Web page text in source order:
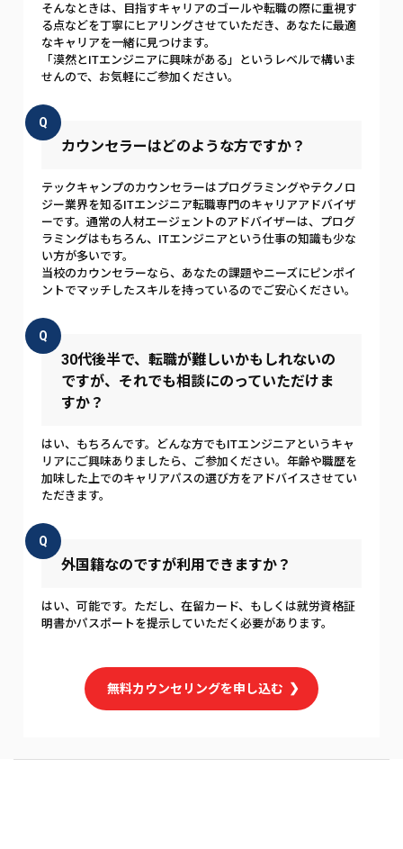
そんなときは、目指すキャリアのゴールや転職の際に重視す
る点などを丁寧にヒアリングさせていただき、あなたに最適
なキャリアを一緒に見つけます。
「漠然とITエンジニアに興味がある」というレベルで構いま
せんので、お気軽にご参加ください。
Q
カウンセラーはどのような方ですか？
テックキャンプのカウンセラーはプログラミングやテクノロ
ジー業界を知るITエンジニア転職専門のキャリアアドバイザ
ーです。通常の人材エージェントのアドバイザーは、プログ
ラミングはもちろん、ITエンジニアという仕事の知識も少な
い方が多いです。
当校のカウンセラーなら、あなたの課題やニーズにピンポイ
ントでマッチしたスキルを持っているのでご安心ください。
Q
30代後半で、転職が難しいかもしれないの
ですが、それでも相談にのっていただけま
すか？
はい、もちろんです。どんな方でもITエンジニアというキャ
リアにご興味ありましたら、ご参加ください。年齢や職歴を
加味した上でのキャリアパスの選び方をアドバイスさせてい
ただきます。
Q
外国籍なのですが利用できますか？
はい、可能です。ただし、在留カード、もしくは就労資格証
明書かパスポートを提示していただく必要があります。
無料カウンセリングを申し込む